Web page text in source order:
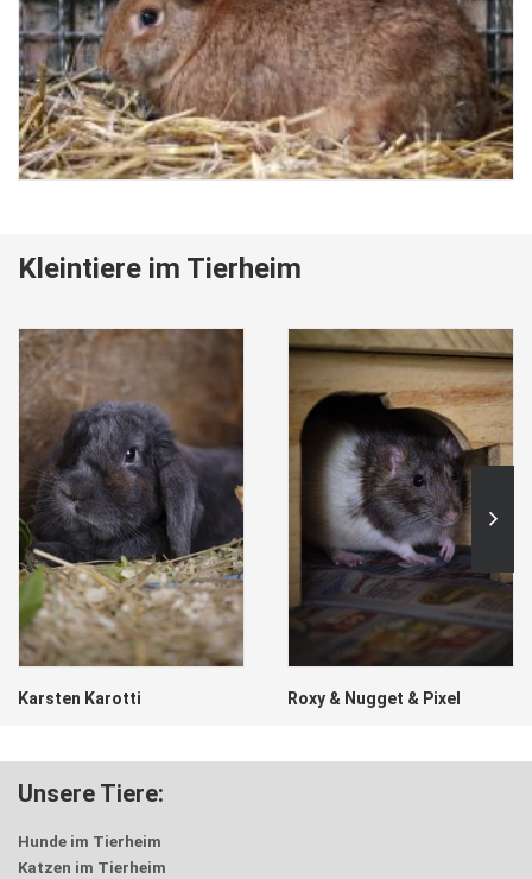
Kleintiere im Tierheim
Karsten Karotti Roxy & Nugget & Pixel
Unsere Tiere:
Hunde im Tierheim
Katzen im Tierheim